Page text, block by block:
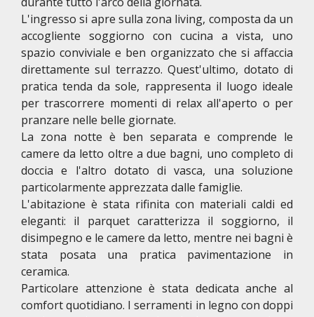
L'ingresso si apre sulla zona living, composta da un
accogliente soggiorno con cucina a vista, uno
spazio conviviale e ben organizzato che si affaccia
direttamente sul terrazzo. Quest'ultimo, dotato di
pratica tenda da sole, rappresenta il luogo ideale
per trascorrere momenti di relax all'aperto o per
pranzare nelle belle giornate.
La zona notte è ben separata e comprende le
camere da letto oltre a due bagni, uno completo di
doccia e l'altro dotato di vasca, una soluzione
particolarmente apprezzata dalle famiglie.
L'abitazione è stata rifinita con materiali caldi ed
eleganti: il parquet caratterizza il soggiorno, il
disimpegno e le camere da letto, mentre nei bagni è
stata posata una pratica pavimentazione in
ceramica.
Particolare attenzione è stata dedicata anche al
comfort quotidiano. I serramenti in legno con doppi